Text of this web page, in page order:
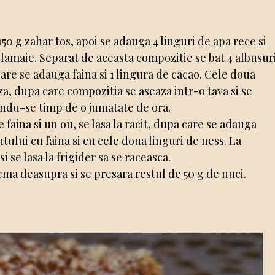
g zahar tos, apoi se adauga 4 linguri de apa rece si
Separat de aceasta compozitie se bat 4
se adauga faina si 1 lingura de cacao. Cele doua
dupa care compozitia se aseaza intr-o tava si se
se timp de o jumatate de ora.
si un ou, se lasa la racit, dupa care se adauga
cu faina si cu cele doua linguri de ness. La
se lasa la frigider sa se raceasca.
deasupra si se presara restul de 50 g de nuci.